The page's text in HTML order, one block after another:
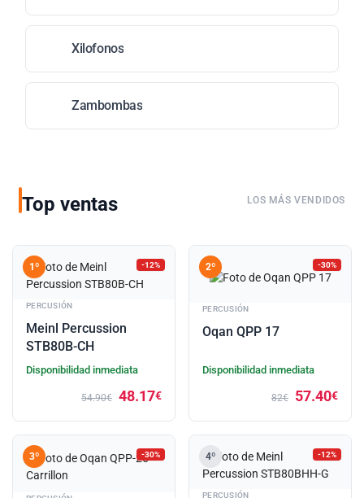
Xilofonos
Zambombas
Top ventas LOS MÁS VENDIDOS
1º -12%
PERCUSIÓN
Meinl Percussion
STB80B-CH
Disponibilidad inmediata
54.90€ 48.17€
2º -30%
PERCUSIÓN
Oqan QPP 17
Disponibilidad inmediata
82€ 57.40€
3º -30% 4º -12%
PERCUSIÓN